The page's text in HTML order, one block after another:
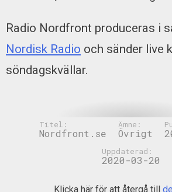
Radio Nordfront produceras i
Nordisk Radio och sänder live
söndagskvällar.
Titel:
Nordfront.se
Ämne:
Övrigt
Uppdaterad:
2020-03-20
Klicka här för att återgå till